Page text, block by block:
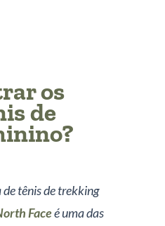
os
de
?
tênis de trekking
Faceé uma das